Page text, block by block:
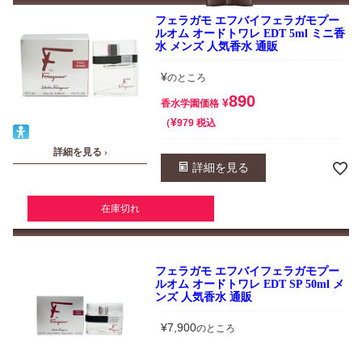
詳細を見る ›
フェラガモ エフバイフェラガモプー
ルオム オードトワレ EDT 5ml ミニ香
水 メンズ 人気香水 通販
¥のところ
香水学園価格 ¥890
¥979 税込
詳細を見る
在庫切れ
フェラガモ エフバイフェラガモプー
ルオム オードトワレ EDT SP 50ml メ
ンズ 人気香水 通販
¥7,900のところ